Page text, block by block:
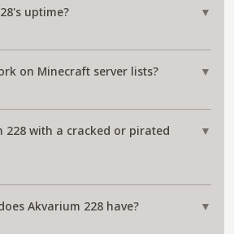
uptime? ▼
on Minecraft server lists? ▼
228 with a cracked or pirated
▼
Akvarium 228 have? ▼